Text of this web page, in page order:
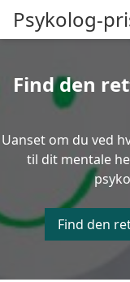
Psykolog-
Find den
Uanset om du ved
til dit mentale
Find den